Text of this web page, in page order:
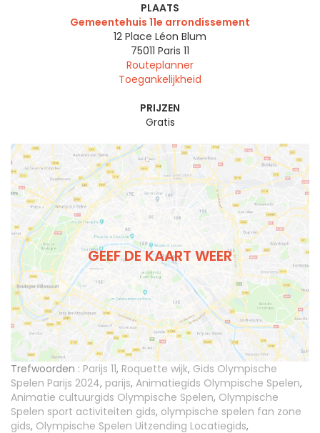
PLAATS
Gemeentehuis 11e arrondissement
12 Place Léon Blum
75011 Paris 11
Routeplanner
Toegankelijkheid
PRIJZEN
Gratis
GEEF DE KAART WEER
Trefwoorden : Parijs 11, Roquette wijk, Gids Olympische
Spelen Parijs 2024, parijs, Animatiegids Olympische Spelen,
Animatie cultuurgids Olympische Spelen, Olympische
Spelen sport activiteiten gids, olympische spelen fan zone
gids, Olympische Spelen Uitzending Locatiegids,